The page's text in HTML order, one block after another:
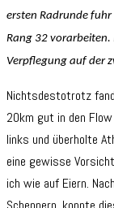
ersten Radrunde
Rang 32 vorarbeiten.
Verpflegung auf der
Nichtsdestotrotz
20km gut in den
links und überholte
eine gewisse
ich wie auf Eiern.